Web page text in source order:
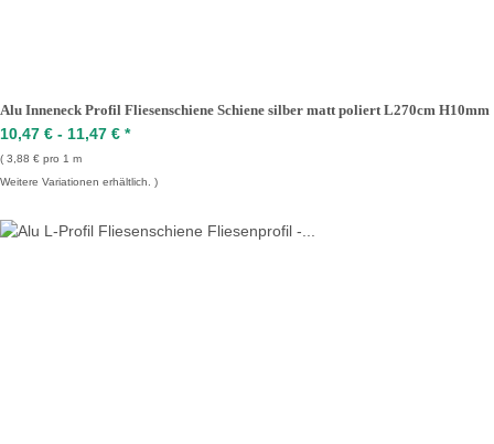
Alu Inneneck Profil Fliesenschiene Schiene silber matt poliert L270cm H10mm
10,47 € - 11,47 € *
3,88 € pro 1 m
Weitere Variationen erhältlich.